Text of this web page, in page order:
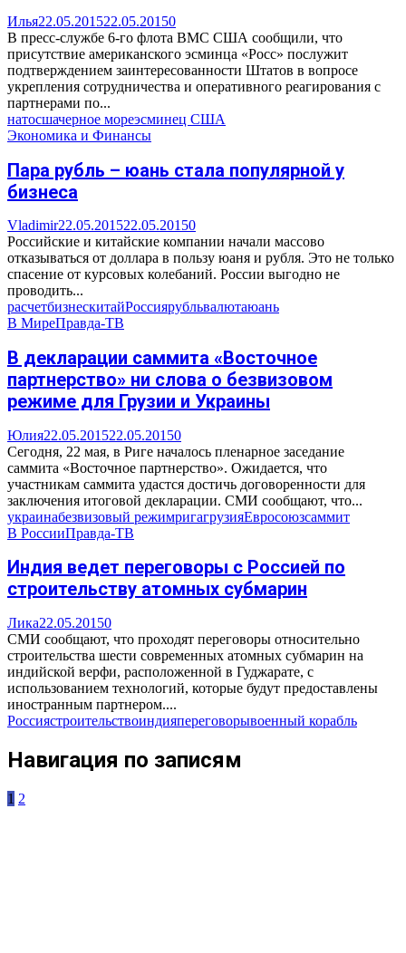
Илья22.05.201522.05.20150
В пресс-службе 6-го флота ВМС США сообщили, что
присутствие американского эсминца «Росс» послужит
подтверждением заинтересованности Штатов в вопросе
укрепления сотрудничества и оперативного реагирования с
партнерами по...
натосшачерное мореэсминец США
Экономика и Финансы
Пара рубль – юань стала популярной у
бизнеса
Vladimir22.05.201522.05.20150
Российские и китайские компании начали массово
отказываться от доллара в пользу юаня и рубля. Это не только
спасение от курсовых колебаний. России выгодно не
проводить...
расчетбизнескитайРоссиярубльвалютаюань
В МиреПравда-ТВ
В декларации саммита «Восточное
партнерство» ни слова о безвизовом
режиме для Грузии и Украины
Юлия22.05.201522.05.20150
Сегодня, 22 мая, в Риге началось пленарное заседание
саммита «Восточное партнерство». Ожидается, что
участникам саммита удастся достичь договоренности для
заключения итоговой декларации. СМИ сообщают, что...
украинабезвизовый режимригагрузияЕвросоюзсаммит
В РоссииПравда-ТВ
Индия ведет переговоры с Россией по
строительству атомных субмарин
Лика22.05.20150
СМИ сообщают, что проходят переговоры относительно
строительства шести современных атомных субмарин на
индийской верфи, расположенной в Гуджарате, с
использованием технологий, которые будут предоставлены
иностранным партнером....
Россиястроительствоиндияпереговорывоенный корабль
Навигация по записям
1 2